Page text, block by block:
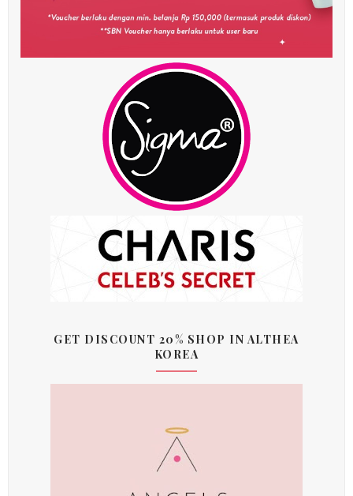
GET DISCOUNT 20% SHOP IN ALTHEA
KOREA